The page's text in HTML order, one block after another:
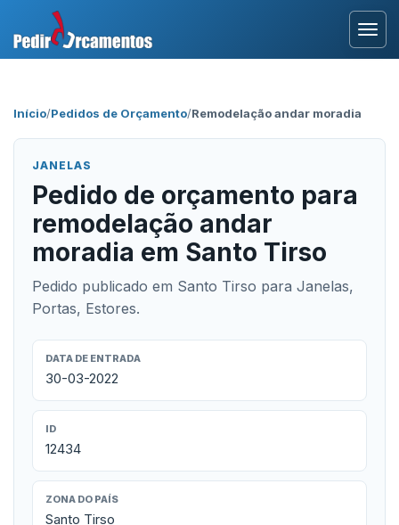
Início/Pedidos de Orçamento/Remodelação andar moradia
JANELAS
Pedido de orçamento para
remodelação andar
moradia em Santo Tirso
Pedido publicado em Santo Tirso para Janelas,
Portas, Estores.
DATA DE ENTRADA
30-03-2022
ID
12434
ZONA DO PAÍS
Santo Tirso
Área Profissional
Como Funciona?
Testemunhos